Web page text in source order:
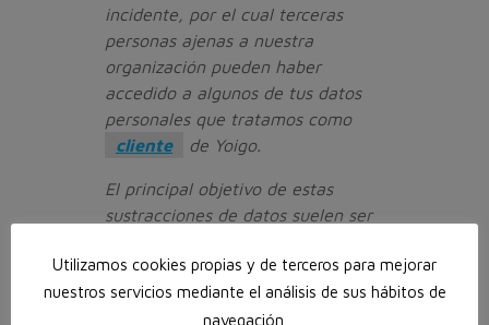
incidente, por el cual terceras
personas ajenas a nuestra
organización pueden haber
accedido a algunos de tus datos
personales que tratamos como
cliente
de Yoigo.
El principal objetivo de estas
sustracciones de datos suelen ser
personalidad, por lo que te
informamos que hemos tomado las
siguientes medidas:
Utilizamos cookies propias y de terceros para mejorar
nuestros servicios mediante el análisis de sus hábitos de
navegación.